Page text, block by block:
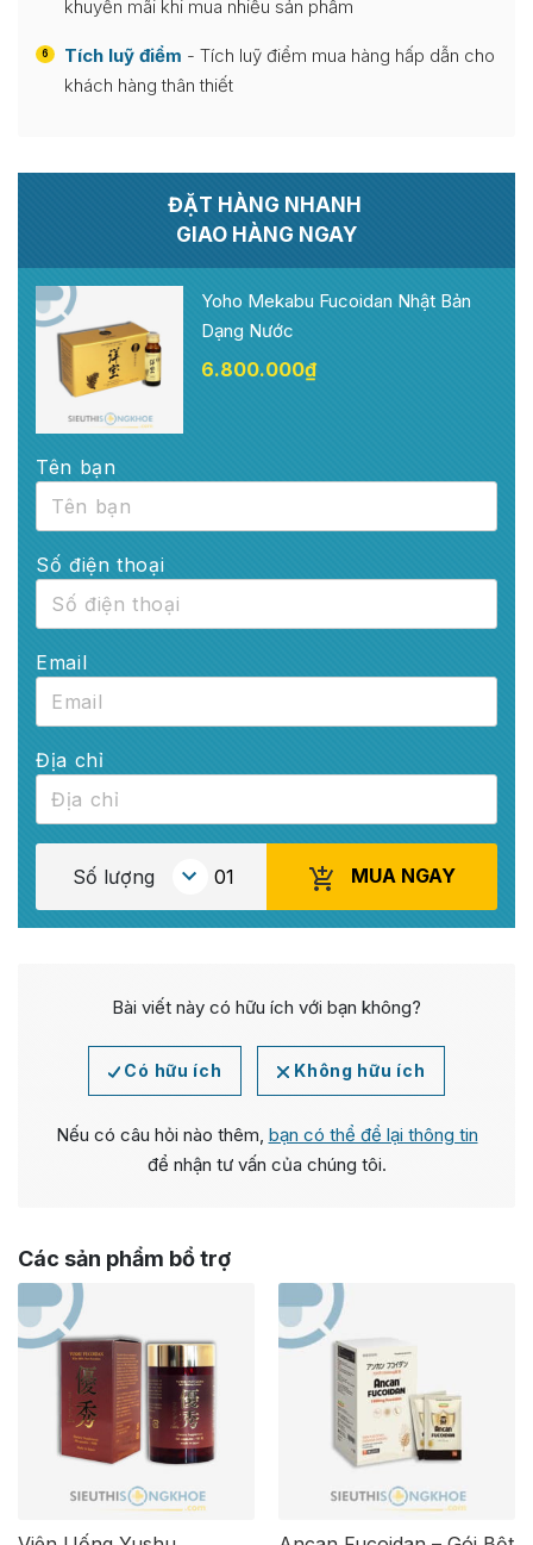
khuyến mãi khi mua nhiều sản phẩm
6 Tích luỹ điểm - Tích luỹ điểm mua hàng hấp dẫn cho
khách hàng thân thiết
ĐẶT HÀNG NHANH
GIAO HÀNG NGAY
Yoho Mekabu Fucoidan Nhật Bản
Dạng Nước
6.800.000₫
Tên bạn
Số điện thoại
Email
Địa chỉ
Số lượng MUA NGAY
Bài viết này có hữu ích với bạn không?
Có hữu ích Không hữu ích
Nếu có câu hỏi nào thêm, bạn có thể để lại thông tin
để nhận tư vấn của chúng tôi.
Các sản phẩm bổ trợ